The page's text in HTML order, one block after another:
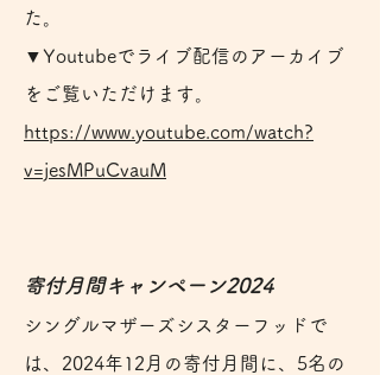
た。
▼Youtubeでライブ配信のアーカイブ
をご覧いただけます。
https://www.youtube.com/watch?
v=jesMPuCvauM
寄付月間キャンペーン2024
シングルマザーズシスターフッドで
は、2024年12月の寄付月間に、5名の